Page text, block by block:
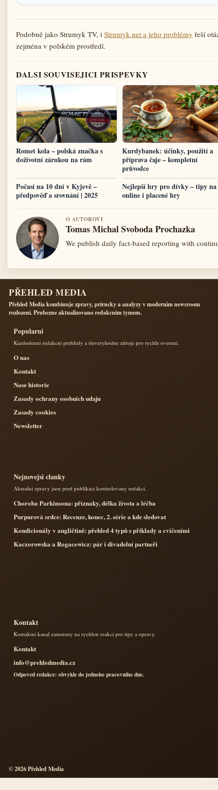
Podobně jako Strumyk TV, i Strumyk net a jeho problémy řeší
zejména v polském prostředí.
DALSI SOUVISEJICI PRISPEVKY
Romet kola – polská značka s
doživotní zárukou na rám
Kurdybanek: účinky, použití a
příprava čaje – kompletní
průvodce
Počasí na 10 dní v Kyjevě –
předpověď a srovnání | 2025
Nejlepší hry pro dívky – tipy na
online i placené hry
O AUTOROVI
Tomas Michal Svoboda Prochazka
We publish daily fact-based reporting with
PŘEHLED MEDIA
Přehled Media kombinuje zpravy, prirucky a analyzy v modernim newsroom
rozlozeni. Prubezne aktualizovano redakcnim tymem.
Popularni
Kazdodenni redakcni prehledy a duveryhodne zdroje pro rychle overeni.
O nas
Kontakt
Nase historie
Zasady ochrany osobnich udaju
Zasady cookies
Newsletter
Nejnovejsi clanky
Aktualni zpravy jsou pred publikaci kontrolovany redakci.
Choroba Parkinsona: příznaky, délka života a léčba
Purpurová srdce: Recenze, konec, 2. série a kde sledovat
Kondicionály v angličtině: přehled 4 typů s příklady a cvičeními
Kaczorowska a Rogacewicz: pár i divadelní partneři
Kontakt
Kontaktni kanal zamereny na rychlou reakci pro tipy a opravy.
Kontakt
info@prehledmedia.cz
Odpoved redakce: obvykle do jednoho pracovniho dne.
© 2026 Přehled Media